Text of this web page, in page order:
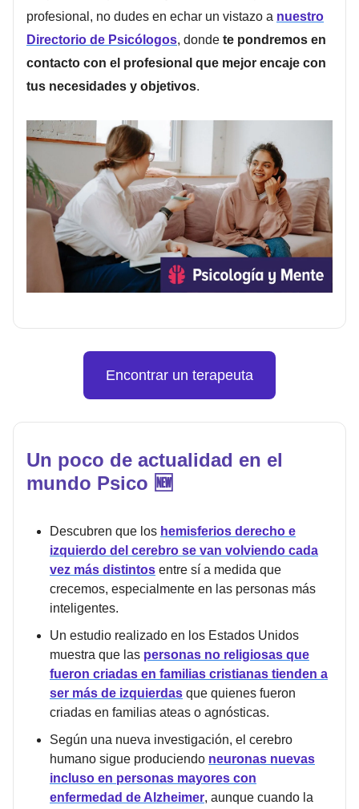
profesional, no dudes en echar un vistazo a nuestro
Directorio de Psicólogos, donde te pondremos en
contacto con el profesional que mejor encaje con
tus necesidades y objetivos.
Encontrar un terapeuta
Un poco de actualidad en el
mundo Psico 🆕
Descubren que los hemisferios derecho e
izquierdo del cerebro se van volviendo cada
vez más distintos entre sí a medida que
crecemos, especialmente en las personas más
inteligentes.
Un estudio realizado en los Estados Unidos
muestra que las personas no religiosas que
fueron criadas en familias cristianas tienden a
ser más de izquierdas que quienes fueron
criadas en familias ateas o agnósticas.
Según una nueva investigación, el cerebro
humano sigue produciendo neuronas nuevas
incluso en personas mayores con
enfermedad de Alzheimer, aunque cuando la